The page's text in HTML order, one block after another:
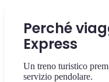
Perché
Express
Un treno turistico
servizio pendolare.